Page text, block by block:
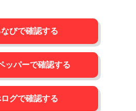
なびで確認する
ッパーで確認する
グで確認する